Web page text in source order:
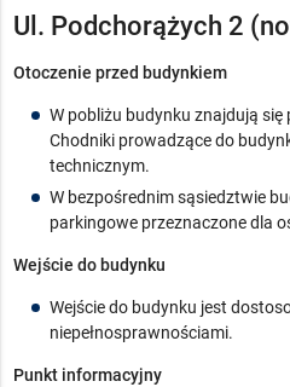
Ul. Podchorążych 2
Otoczenie przed budynkiem
W pobliżu budynku znajdują
Chodniki prowadzące do
technicznym.
W bezpośrednim sąsiedztwie
parkingowe przeznaczone dla
Wejście do budynku
Wejście do budynku jest
niepełnosprawnościami.
Punkt informacyjny